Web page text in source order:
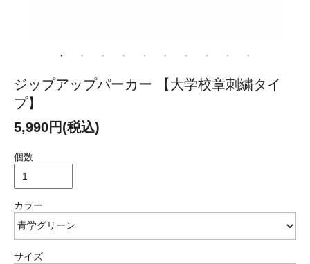
ジップアップパーカー 【大学校章刺繍タイ
プ】
5,990円(税込)
個数
カラー
サイズ